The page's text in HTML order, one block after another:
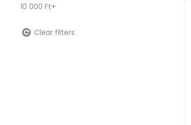
10 000 Ft+
Clear filters